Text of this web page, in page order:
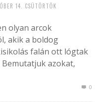
14. CSÜTÖRTÖK
olyan arcok
akik a boldog
falán ott lógtak
azokat,
0